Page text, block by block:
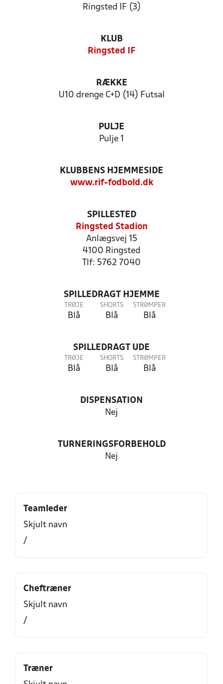
Ringsted IF (3)
KLUB
Ringsted IF
RÆKKE
U10 drenge C+D (14) Futsal
PULJE
Pulje 1
KLUBBENS HJEMMESIDE
www.rif-fodbold.dk
SPILLESTED
Ringsted Stadion
Anlægsvej 15
4100 Ringsted
Tlf: 5762 7040
SPILLEDRAGT HJEMME
TRØJE
Blå
SHORTS
Blå
STRØMPER
Blå
SPILLEDRAGT UDE
TRØJE
Blå
SHORTS
Blå
STRØMPER
Blå
DISPENSATION
Nej
TURNERINGSFORBEHOLD
Nej
Teamleder
Skjult navn
/
Cheftræner
Skjult navn
/
Træner